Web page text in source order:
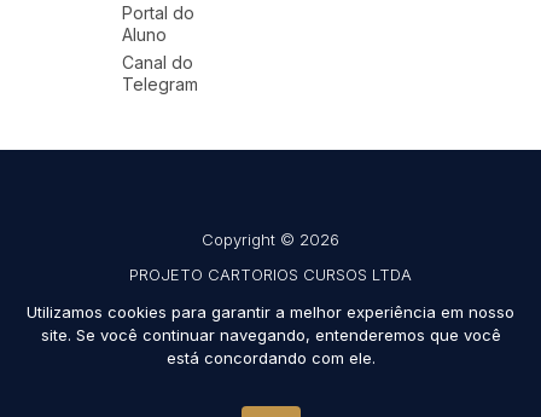
Portal do
Aluno
Canal do
Telegram
Copyright © 2026
PROJETO CARTORIOS CURSOS LTDA
CNPJ 42.691.908/0001-39
Todos os direitos reservados
Utilizamos cookies para garantir a melhor experiência em nosso
site. Se você continuar navegando, entenderemos que você
está concordando com ele.